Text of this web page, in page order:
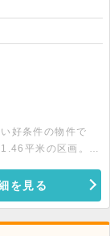
好条件の物件で
平米の区画。静
を見る